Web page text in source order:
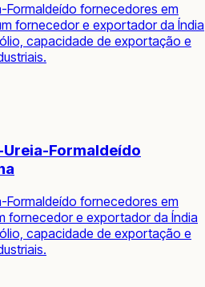
Formaldeído fornecedores em
fornecedor e exportador da Índia
capacidade de exportação e
Ureia-Formaldeído
Formaldeído fornecedores em
fornecedor e exportador da Índia
capacidade de exportação e